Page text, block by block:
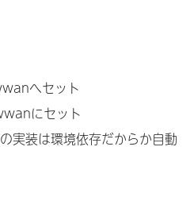
へセット
にセット
実装は環境依存だからか自動